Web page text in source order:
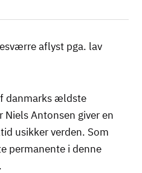
aflyst pga. lav
danmarks ældste
Antonsen giver en
usikker verden. Som
permanente i denne